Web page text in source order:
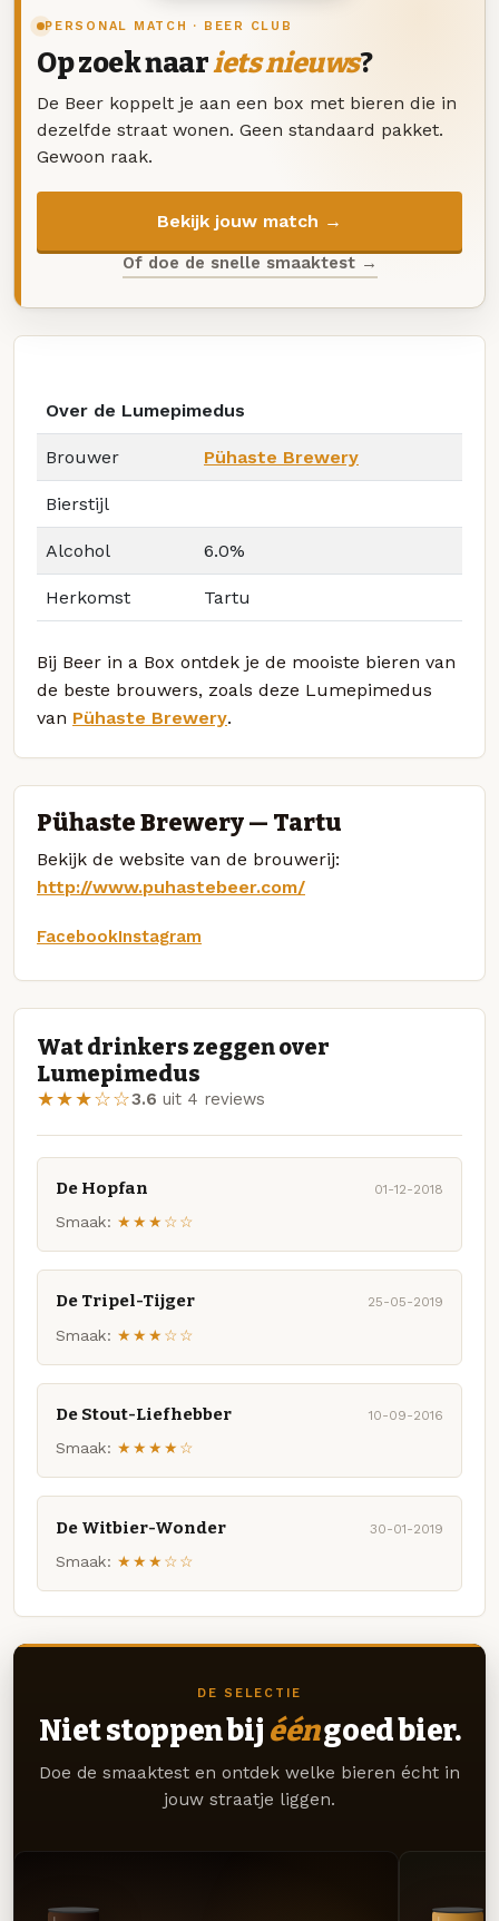
PERSONAL MATCH · BEER CLUB
Op zoek naariets nieuws?
De Beer koppelt je aan een box met bieren die in
dezelfde straat wonen. Geen standaard pakket.
Gewoon raak.
Bekijk jouw match →
Of doe de snelle smaaktest →
Over de Lumepimedus
Brouwer Pühaste Brewery
Bierstijl
Alcohol 6.0%
Herkomst Tartu
Bij Beer in a Box ontdek je de mooiste bieren van
de beste brouwers, zoals deze Lumepimedus
van Pühaste Brewery.
Pühaste Brewery — Tartu
Bekijk de website van de brouwerij:
http://www.puhastebeer.com/
FacebookInstagram
Wat drinkers zeggen over
Lumepimedus
★★★☆☆3.6 uit 4 reviews
De Hopfan 01-12-2018
Smaak: ★★★☆☆
De Tripel-Tijger 25-05-2019
Smaak: ★★★☆☆
De Stout-Liefhebber 10-09-2016
Smaak: ★★★★☆
De Witbier-Wonder 30-01-2019
Smaak: ★★★☆☆
DE SELECTIE
Niet stoppen bij ééngoed bier.
Doe de smaaktest en ontdek welke bieren écht in
jouw straatje liggen.